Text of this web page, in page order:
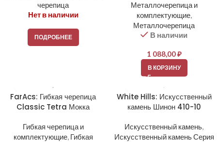
черепица
Нет в наличии
ПОДРОБНЕЕ
Металлочерепица и
комплектующие,
Металлочерепица
В наличии
1 088,00₽
В КОРЗИНУ
FarAcs: Гибкая черепица
Classic Tetra Мокка
Гибкая черепица и
комплектующие, Гибкая
White Hills: Искусственный
камень Шинон 410-10
Искусственный камень,
Искусственный камень Серия